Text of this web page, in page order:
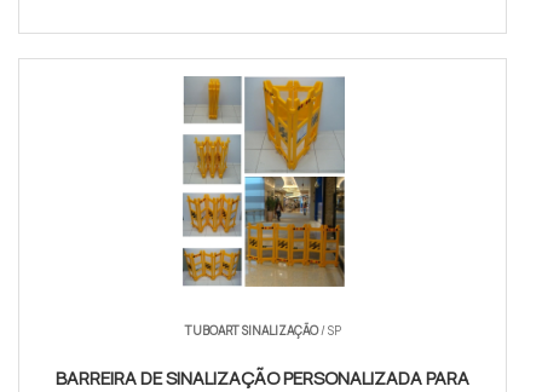
TUBOART SINALIZAÇÃO/ SP
BARREIRA DE SINALIZAÇÃO PERSONALIZADA PARA